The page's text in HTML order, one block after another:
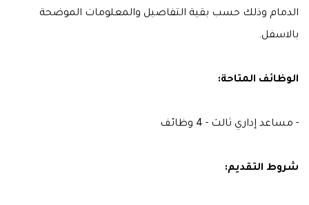
الدمام وذلك حسب بقية التفاصيل والمعلومات الموضحة
بالاسفل.
الوظائف المتاحة:
- مساعد إداري ثالث - 4 وظائف
شروط التقديم: